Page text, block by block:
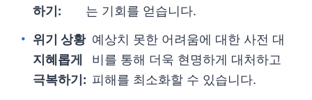
하기:
는 기회를 얻습니다.
위기 상황
지혜롭게
극복하기:
예상치 못한 어려움에 대한 사전 대
비를 통해 더욱 현명하게 대처하고
피해를 최소화할 수 있습니다.